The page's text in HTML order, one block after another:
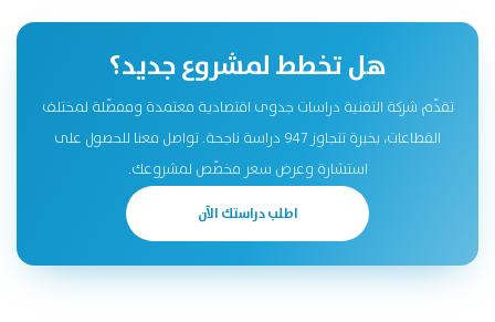
هل تخطط لمشروع جديد؟
تقدّم شركة التقنية دراسات جدوى اقتصادية معتمدة ومفصّلة لمختلف
القطاعات، بخبرة تتجاوز 947 دراسة ناجحة. تواصل معنا للحصول على
استشارة وعرض سعر مخصّص لمشروعك.
اطلب دراستك الآن